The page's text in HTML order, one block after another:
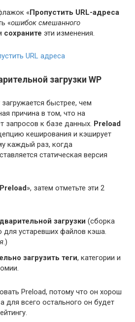
«Пропустить URL-адреса
«ошибок смешанного
сохраните эти изменения.
загрузки WP
быстрее, чем
причина в том, что на
запросов к базе данных. Preload
кеширования и кэширует
каждый раз, когда
статическая версия
Preload», затем отметьте эти 2
загрузки (сборка
для устаревших файлов кэша.
.)
загрузить теги, категории и
Preload, потому что он хорош
для всего остального он будет